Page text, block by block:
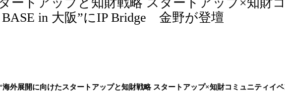
in 大阪”にIP Bridge 金野が登壇
外展開に向けたスタートアップと知財戦略 スタートアップ×知財コミュニティイ